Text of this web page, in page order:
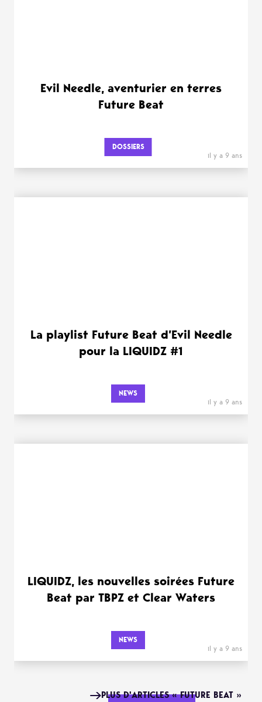
Evil Needle, aventurier en terres
Future Beat
DOSSIERS
il y a 9 ans
La playlist Future Beat d’Evil Needle
pour la LIQUIDZ #1
NEWS
il y a 9 ans
LIQUIDZ, les nouvelles soirées Future
Beat par TBPZ et Clear Waters
NEWS
il y a 9 ans
PLUS D'ARTICLES « FUTURE BEAT »